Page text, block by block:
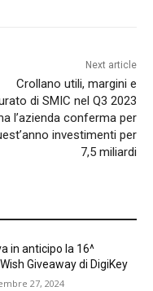
Next article
Crollano utili, margini e
di SMIC nel Q3 2023
l’azienda conferma per
investimenti per
7,5 miliardi
in anticipo la 16^
Giveaway di DigiKey
27, 2024